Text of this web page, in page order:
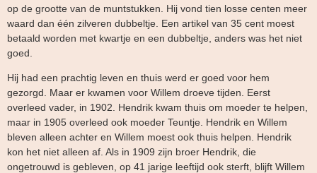
op de grootte van de muntstukken. Hij vond tien losse centen meer
waard dan één zilveren dubbeltje. Een artikel van 35 cent moest
betaald worden met kwartje en een dubbeltje, anders was het niet
goed.
Hij had een prachtig leven en thuis werd er goed voor hem
gezorgd. Maar er kwamen voor Willem droeve tijden. Eerst
overleed vader, in 1902. Hendrik kwam thuis om moeder te helpen,
maar in 1905 overleed ook moeder Teuntje. Hendrik en Willem
bleven alleen achter en Willem moest ook thuis helpen. Hendrik
kon het niet alleen af. Als in 1909 zijn broer Hendrik, die
ongetrouwd is gebleven, op 41 jarige leeftijd ook sterft, blijft Willem